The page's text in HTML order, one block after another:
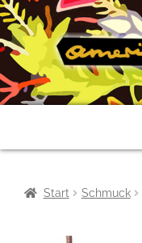
springen
springen
Start Schmuck